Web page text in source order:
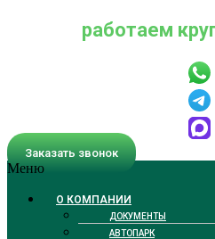
работаем
Заказать звонок
Меню
О КОМПАНИИ
ДОКУМЕНТЫ
АВТОПАРК